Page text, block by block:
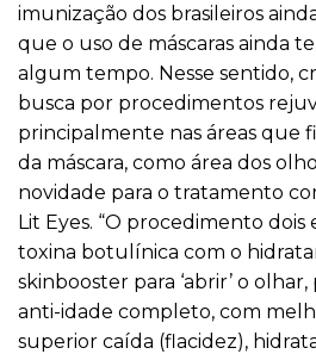
imunização dos brasileiros
que o uso de máscaras ainda
algum tempo. Nesse sentido,
busca por procedimentos
principalmente nas áreas que
da máscara, como área dos
novidade para o tratamento
Lit Eyes. “O procedimento
toxina botulínica com o
skinbooster para ‘abrir’ o
anti-idade completo, com
superior caída (flacidez),